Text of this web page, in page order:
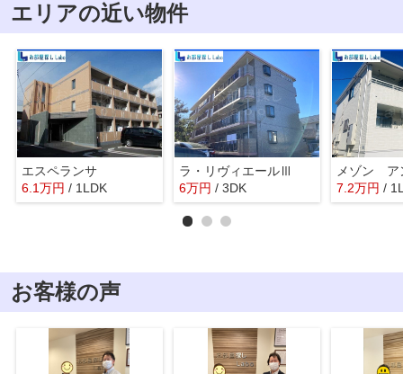
エリアの近い物件
エスペランサ
6.1万円 / 1LDK
ラ・リヴィエールⅢ
6万円 / 3DK 7.2万円 /
お客様の声